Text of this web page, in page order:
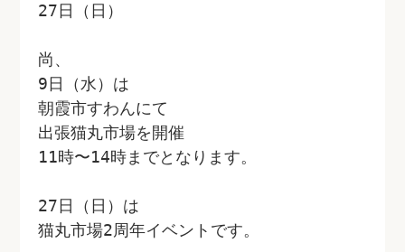
27日（日）
尚、
9日（水）は
朝霞市すわんにて
出張猫丸市場を開催
11時〜14時までとなります。
27日（日）は
猫丸市場2周年イベントです。